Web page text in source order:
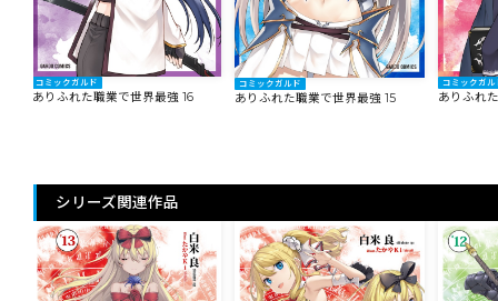
コミックガルド
ありふれた職業で世界最強 16
コミックガルド
ありふれた職業で世界最強 15
コミックガル
ありふれ
シリーズ関連作品